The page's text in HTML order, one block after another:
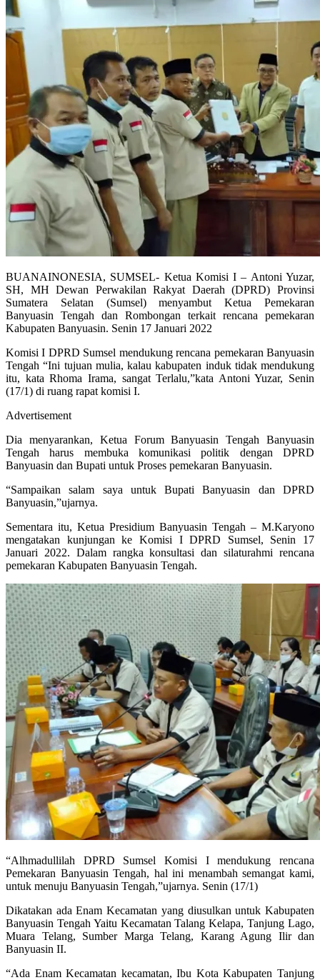
BUANAINONESIA, SUMSEL- Ketua Komisi I – Antoni Yuzar,
SH, MH Dewan Perwakilan Rakyat Daerah (DPRD) Provinsi
Sumatera Selatan (Sumsel) menyambut Ketua Pemekaran
Banyuasin Tengah dan Rombongan terkait rencana pemekaran
Kabupaten Banyuasin. Senin 17 Januari 2022
Komisi I DPRD Sumsel mendukung rencana pemekaran Banyuasin
Tengah “Ini tujuan mulia, kalau kabupaten induk tidak mendukung
itu, kata Rhoma Irama, sangat Terlalu,”kata Antoni Yuzar, Senin
(17/1) di ruang rapat komisi I.
Advertisement
Dia menyarankan, Ketua Forum Banyuasin Tengah Banyuasin
Tengah harus membuka komunikasi politik dengan DPRD
Banyuasin dan Bupati untuk Proses pemekaran Banyuasin.
“Sampaikan salam saya untuk Bupati Banyuasin dan DPRD
Banyuasin,”ujarnya.
Sementara itu, Ketua Presidium Banyuasin Tengah – M.Karyono
mengatakan kunjungan ke Komisi I DPRD Sumsel, Senin 17
Januari 2022. Dalam rangka konsultasi dan silaturahmi rencana
pemekaran Kabupaten Banyuasin Tengah.
“Alhmadullilah DPRD Sumsel Komisi I mendukung rencana
Pemekaran Banyuasin Tengah, hal ini menambah semangat kami,
untuk menuju Banyuasin Tengah,”ujarnya. Senin (17/1)
Dikatakan ada Enam Kecamatan yang diusulkan untuk Kabupaten
Banyuasin Tengah Yaitu Kecamatan Talang Kelapa, Tanjung Lago,
Muara Telang, Sumber Marga Telang, Karang Agung Ilir dan
Banyuasin II.
“Ada Enam Kecamatan kecamatan, Ibu Kota Kabupaten Tanjung